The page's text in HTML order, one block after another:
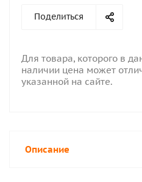
Поделиться
Для товара, которого в
наличии цена может
указанной на сайте.
Описание